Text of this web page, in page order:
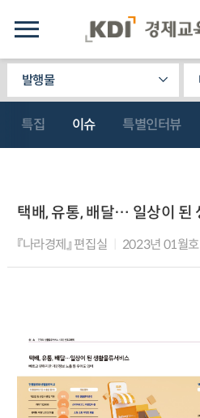
발행물
특집 이슈 특별인터뷰
택배, 유통, 배달… 일상이 된
『나라경제』 편집실 2023년 01월호